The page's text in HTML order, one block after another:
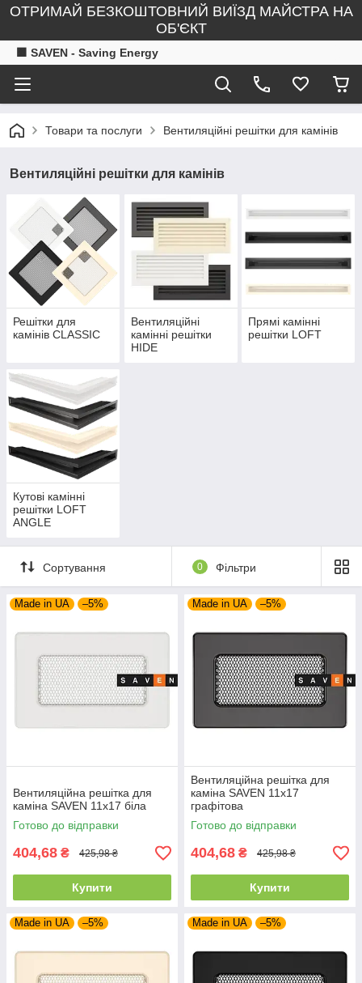
ОТРИМАЙ БЕЗКОШТОВНИЙ ВИЇЗД МАЙСТРА НА
ОБ'ЄКТ
🟧 SAVEN - Saving Energy
Товари та послуги Вентиляційні решітки для камінів
Вентиляційні решітки для камінів
Решітки для
камінів CLASSIC
Вентиляційні
камінні решітки
HIDE
Прямі камінні
решітки LOFT
Кутові камінні
решітки LOFT
ANGLE
Сортування 0 Фільтри
Made in UA –5%
Вентиляційна решітка для
каміна SAVEN 11х17 біла
Готово до відправки
404,68 ₴ 425,98 ₴
Купити
Made in UA –5%
Вентиляційна решітка для
каміна SAVEN 11х17
графітова
Готово до відправки
404,68 ₴ 425,98 ₴
Купити
Made in UA –5% Made in UA –5%